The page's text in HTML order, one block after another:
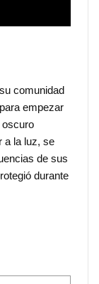
comunidad
empezar
oscuro
a la luz, se
de sus
durante